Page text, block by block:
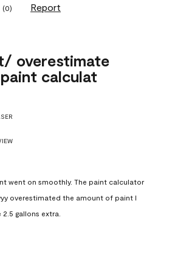
(0) Report
overestimate
calculat
went on smoothly. The paint calculator
overestimated the amount of paint I
gallons extra.